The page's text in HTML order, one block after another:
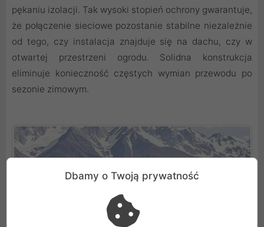
pękaniu izolacji. Tak wysoki stopień ochrony gwarantuje,
że połączenie sieciowe pozostanie stabilne niezależnie
od tego, czy instalacja znajduje się na dachu, czy w
otwartej przestrzeni ogrodu. Solidna konstrukcja
eliminuje konieczność częstych wymian przewodu po
sezonie zimowym.
Dbamy o Twoją prywatność